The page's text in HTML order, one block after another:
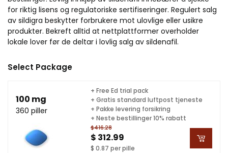
for riktig lisens og regulatoriske sertifiseringer. Regulert salg
av sildigra beskytter forbrukere mot ulovlige eller usikre
produkter. Bekreft alltid at nettplattformer overholder
lokale lover før de deltar i lovlig salg av sildenafil.
Select Package
100 mg
360 piller
$416.28
$ 312.99
$ 0.87 per pille
+ Free Ed trial pack
+ Gratis standard luftpost tjeneste
+ Pakke levering forsikring
+ Neste bestillinger 10% rabatt